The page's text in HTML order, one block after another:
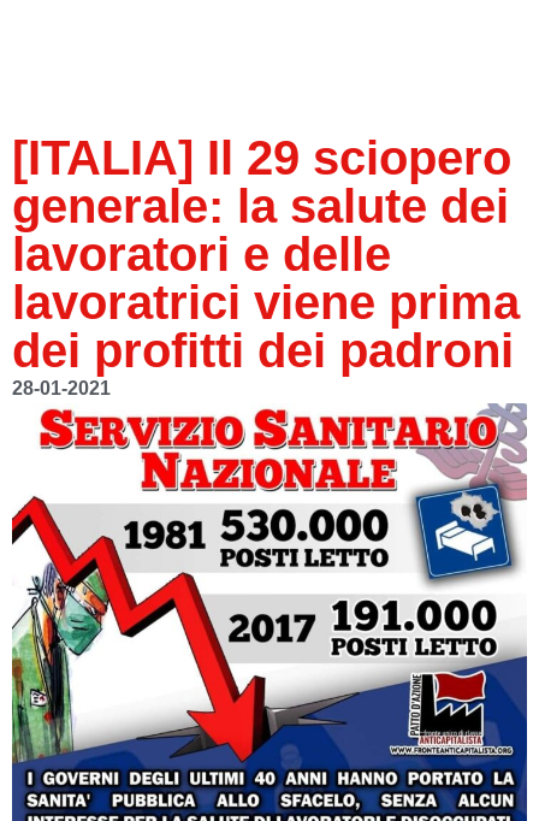
[ITALIA] Il 29 sciopero
generale: la salute dei
lavoratori e delle
lavoratrici viene prima
dei profitti dei padroni
28-01-2021